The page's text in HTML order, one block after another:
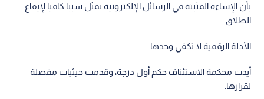
بأن الإساءة المثبتة في الرسائل الإلكترونية تمثل سببا كافيا لإيقاع
الطلاق.
الأدلة الرقمية لا تكفي وحدها
أيدت محكمة الاستئناف حكم أول درجة، وقدمت حيثيات مفصلة
لقرارها.